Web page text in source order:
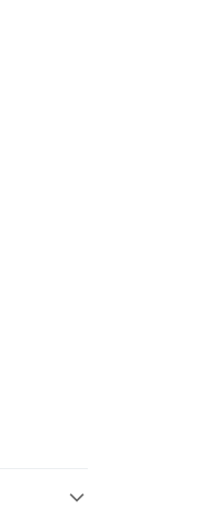
先享後
四大超商
單，請聯
過AFTEE
若有關於
home
務完成之
付款項請
負相關責